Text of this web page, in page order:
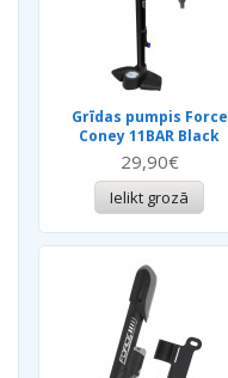
Grīdas pumpis Force
Coney 11BAR Black
29,90€
Ielikt grozā